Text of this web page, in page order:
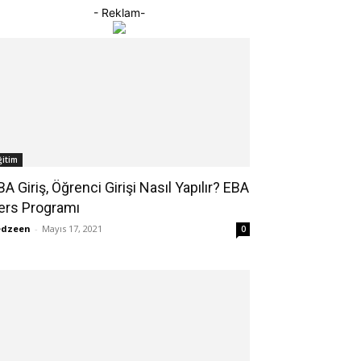
- Reklam-
Giriş, Öğrenci Girişi Nasıl Yapılır? EBA
Programı
- Mayıs 17, 2021 0